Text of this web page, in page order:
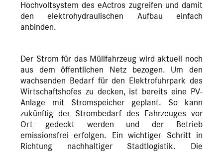
Hochvoltsystem des eActros zugreifen und damit
den elektrohydraulischen Aufbau einfach
anbinden.
Der Strom für das Müllfahrzeug wird aktuell noch
aus dem öffentlichen Netz bezogen. Um den
wachsenden Bedarf für den Elektrofuhrpark des
Wirtschaftshofes zu decken, ist bereits eine PV-
Anlage mit Stromspeicher geplant. So kann
zukünftig der Strombedarf des Fahrzeuges vor
Ort gedeckt werden und der Betrieb
emissionsfrei erfolgen. Ein wichtiger Schritt in
Richtung nachhaltiger Stadtlogistik. Die